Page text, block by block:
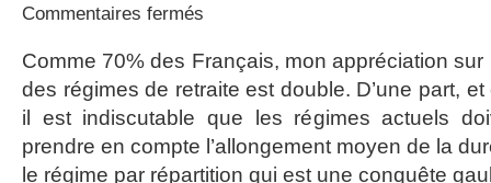
Commentaires fermés
la
fin
régime
par
répartition
Comme 70% des Français, mon appréciation
des régimes de retraite est double. D’une part,
il est indiscutable que les régimes actuels
prendre en compte l’allongement moyen de la
le régime par répartition qui est une conquête